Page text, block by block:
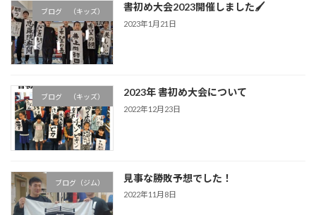
ブログ （キッズ） 書初め大会2023開催しました🖌
2023年1月21日
ブログ （キッズ） 2023年 書初め大会について
2022年12月23日
ブログ（ジム） 見事な勝敗予想でした！
2022年11月8日